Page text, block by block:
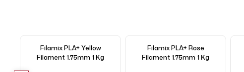
Filamix PLA+ Yellow
Filament 1.75mm 1 Kg
Filamix PLA+ Rose
Filament 1.75mm 1 Kg